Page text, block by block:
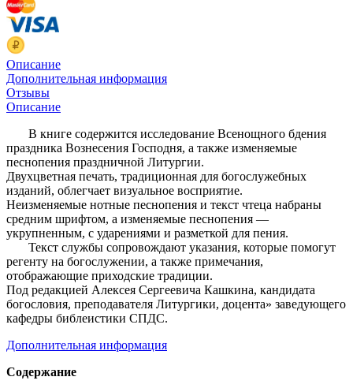
Описание
Дополнительная информация
Отзывы
Описание
В книге содержится исследование Всенощного бдения
праздника Вознесения Господня, а также изменяемые
песнопения праздничной Литургии.
Двухцветная печать, традиционная для богослужебных
изданий, облегчает визуальное восприятие.
Неизменяемые нотные песнопения и текст чтеца набраны
средним шрифтом, а изменяемые песнопения —
укрупненным, с ударениями и разметкой для пения.
Текст службы сопровождают указания, которые помогут
регенту на богослужении, а также примечания,
отображающие приходские традиции.
Под редакцией Алексея Сергеевича Кашкина, кандидата
богословия, преподавателя Литургики, доцента» заведующего
кафедры библеистики СПДС.
Дополнительная информация
Содержание